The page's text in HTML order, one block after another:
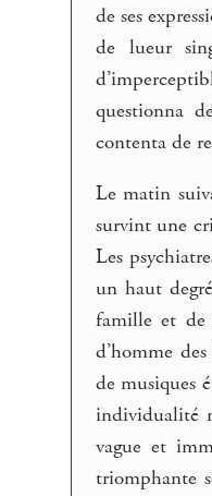
de ses
de lueur
questionna
contenta de
Le matin
survint une
Les
un haut
famille et de
d’homme
de musiques
individualité
vague et
triomphante